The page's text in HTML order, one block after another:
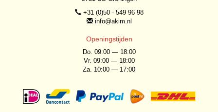
+31 (0)50 - 549 96 98
info@akim.nl
Openingstijden
Do. 09:00 — 18:00
Vr. 09:00 — 18:00
Za. 10:00 — 17:00